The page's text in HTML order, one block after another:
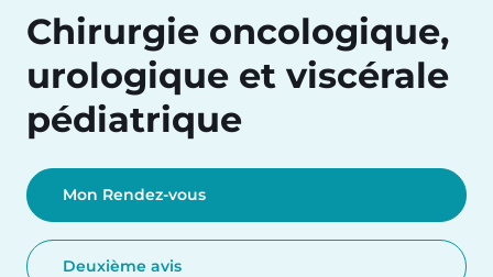
content
Chirurgie oncologique,
urologique et viscérale
pédiatrique
Mon Rendez-vous
Deuxième avis